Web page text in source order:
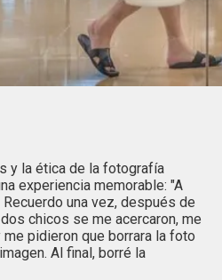
y la ética de la fotografía
experiencia memorable: "A
una vez, después de
chicos se me acercaron, me
pidieron que borrara la foto
Al final, borré la